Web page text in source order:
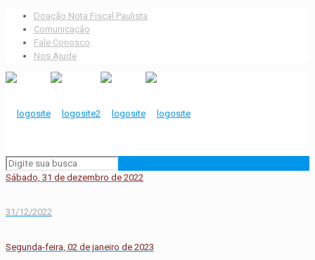
Doação Nota Fiscal Paulista
Comunicação
Fale Conosco
Nos Ajude
Sábado, 31 de dezembro de 2022
31/12/2022
Segunda-feira, 02 de janeiro de 2023